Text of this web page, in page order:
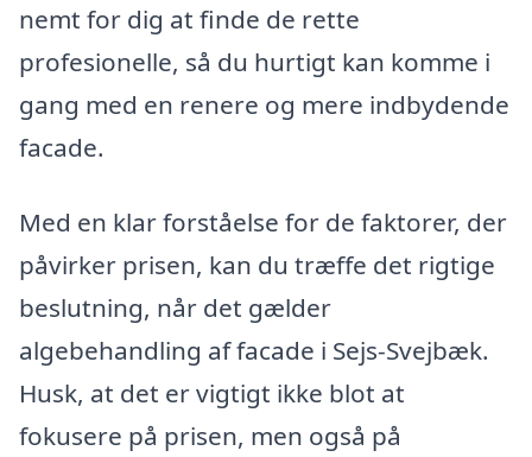
nemt for dig at finde de rette
profesionelle, så du hurtigt kan komme i
gang med en renere og mere indbydende
facade.
Med en klar forståelse for de faktorer, der
påvirker prisen, kan du træffe det rigtige
beslutning, når det gælder
algebehandling af facade i Sejs-Svejbæk.
Husk, at det er vigtigt ikke blot at
fokusere på prisen, men også på